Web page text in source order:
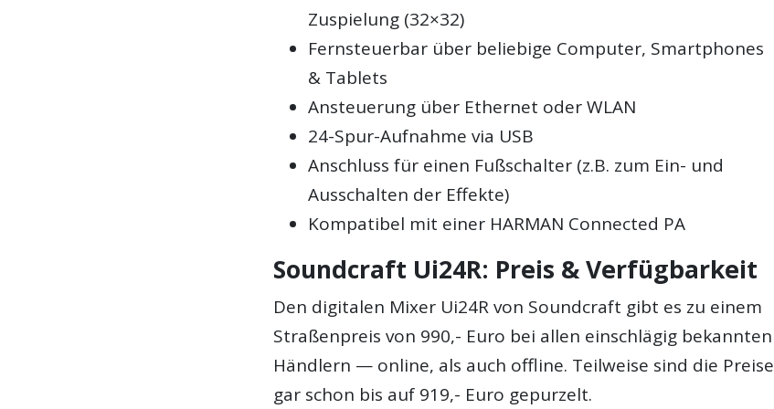
Zuspielung (32×32)
Fernsteuerbar über beliebige Computer, Smartphones
& Tablets
Ansteuerung über Ethernet oder WLAN
24-Spur-Aufnahme via USB
Anschluss für einen Fußschalter (z.B. zum Ein- und
Ausschalten der Effekte)
Kompatibel mit einer HARMAN Connected PA
Soundcraft Ui24R: Preis & Verfügbarkeit
Den digitalen Mixer Ui24R von Soundcraft gibt es zu einem
Straßenpreis von 990,- Euro bei allen einschlägig bekannten
Händlern — online, als auch offline. Teilweise sind die Preise
gar schon bis auf 919,- Euro gepurzelt.